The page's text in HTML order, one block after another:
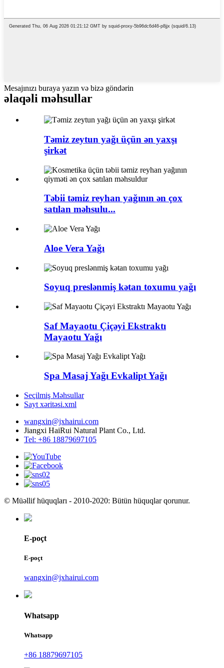
Mesajınızı buraya yazın və bizə göndərin
əlaqəli məhsullar
Təmiz zeytun yağı üçün ən yaxşı
şirkət
Təbii təmiz reyhan yağının ən çox
satılan məhsulu...
Aloe Vera Yağı
Soyuq preslənmiş kətan toxumu yağı
Saf Mayaotu Çiçəyi Ekstraktı
Mayaotu Yağı
Spa Masaj Yağı Evkalipt Yağı
Seçilmiş Məhsullar
Sayt xəritəsi.xml
wangxin@jxhairui.com
Jiangxi HaiRui Natural Plant Co., Ltd.
Tel: +86 18879697105
© Müəllif hüquqları - 2010-2020: Bütün hüquqlar qorunur.
E-poçt
E-poçt
wangxin@jxhairui.com
Whatsapp
Whatsapp
+86 18879697105